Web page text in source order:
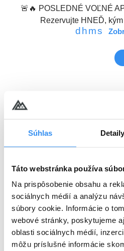
Súhlas Detaily
Táto webstránka používa
Na prispôsobenie obsahu a
sociálnych médií a analýzu
súbory cookie. Informácie o
webové stránky, poskytujeme
oblasti sociálnych médií,
môžu príslušné informácie
content🚨🔥 POSLEDNÉ VOĽNÉ
Rezervujte HNEĎ,
d hms
Recenzie hostí
zážitky! 😊
Prečítajte si ich recenzie nižšie